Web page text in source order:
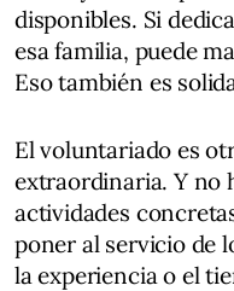
disponibles. Si
esa familia, puede
Eso también es
El voluntariado es
extraordinaria. Y no
actividades
poner al servicio de
la experiencia o el